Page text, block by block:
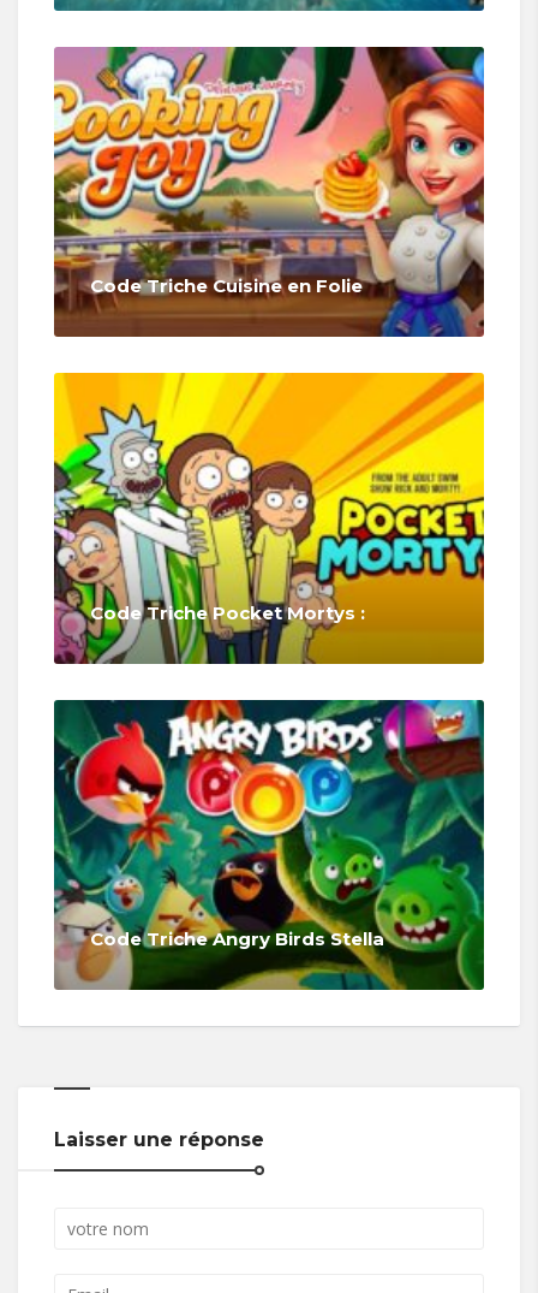
Code Triche Cuisine en Folie
Code Triche Pocket Mortys :
Code Triche Angry Birds Stella
Laisser une réponse